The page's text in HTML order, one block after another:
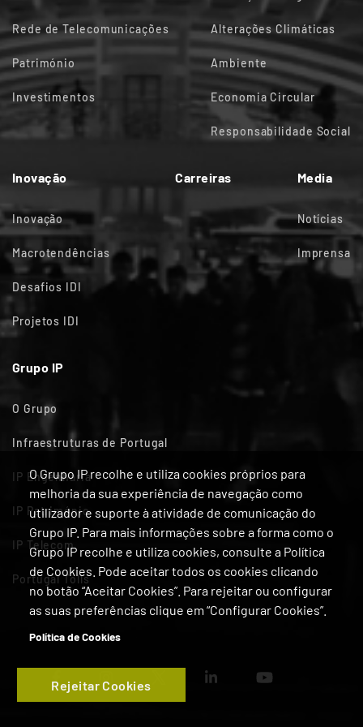
O Grupo IP recolhe e utiliza cookies próprios para
melhoria da sua experiência de navegação como
utilizador e suporte à atividade de comunicação do
Grupo IP. Para mais informações sobre a forma como o
Grupo IP recolhe e utiliza cookies, consulte a Política
de Cookies. Pode aceitar todos os cookies clicando
no botão “Aceitar Cookies”. Para rejeitar ou configurar
as suas preferências clique em “Configurar Cookies”.
Política de Cookies
Rejeitar Cookies
Rede de Telecomunicações
Património
Investimentos
Alterações Climáticas
Ambiente
Economia Circular
Responsabilidade Social
Inovação
Inovação
Macrotendências
Desafios IDI
Projetos IDI
Carreiras Media
Notícias
Imprensa
Grupo IP
O Grupo
Infraestruturas de Portugal
IP Engenharia
IP Património
IP Telecom
Portugal Tolls